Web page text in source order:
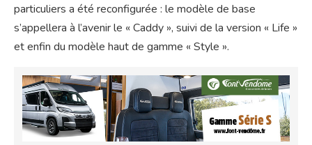
particuliers a été reconfigurée : le modèle de base
s’appellera à l’avenir le « Caddy », suivi de la version « Life »
et enfin du modèle haut de gamme « Style ».